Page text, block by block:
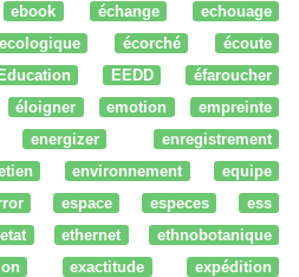
ebook échange
echouage
ecologique écorché
écoute
Education EEDD
éfaroucher
éloigner emotion
empreinte
energizer
enregistrement
environnement
equipe
espace especes
ess
etat ethernet
ethnobotanique
exactitude
expédition